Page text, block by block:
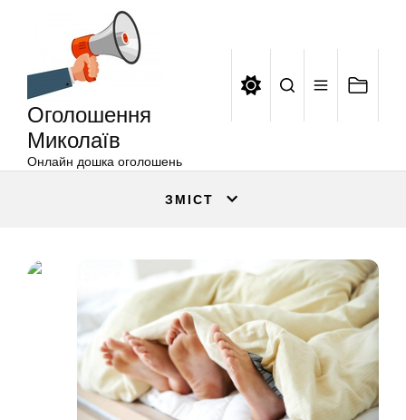
Оголошення
Миколаїв
Онлайн дошка оголошень
ЗМІСТ